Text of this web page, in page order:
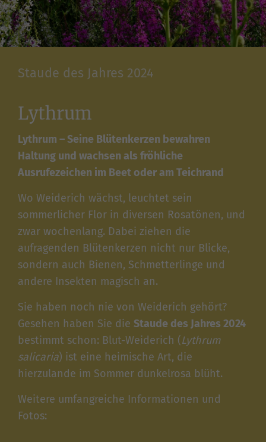
Staude des Jahres 2024
Lythrum
Lythrum – Seine Blütenkerzen bewahren
Haltung und wachsen als fröhliche
Ausrufezeichen im Beet oder am Teichrand
Wo Weiderich wächst, leuchtet sein
sommerlicher Flor in diversen Rosatönen, und
zwar wochenlang. Dabei ziehen die
aufragenden Blütenkerzen nicht nur Blicke,
sondern auch Bienen, Schmetterlinge und
andere Insekten magisch an.
Sie haben noch nie von Weiderich gehört?
Gesehen haben Sie die Staude des Jahres 2024
bestimmt schon: Blut-Weiderich (Lythrum
salicaria) ist eine heimische Art, die
hierzulande im Sommer dunkelrosa blüht.
Weitere umfangreiche Informationen und
Fotos: